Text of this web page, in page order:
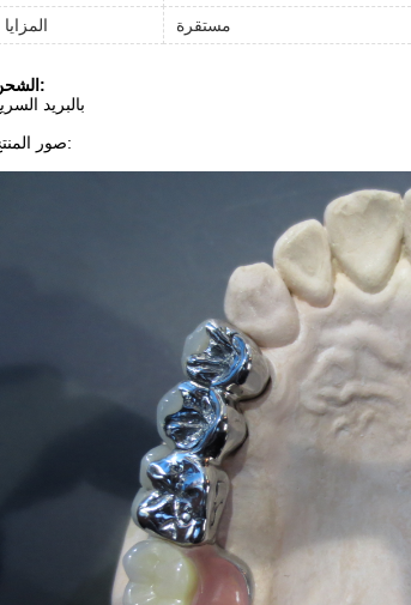
المزايا
مستقرة
الشحن:
بالبريد
صور المنتج: